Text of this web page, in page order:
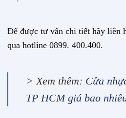
Để được tư vấn chi tiết hãy liên
qua hotline 0899. 400.400.
> Xem thêm: Cửa
TP HCM giá bao